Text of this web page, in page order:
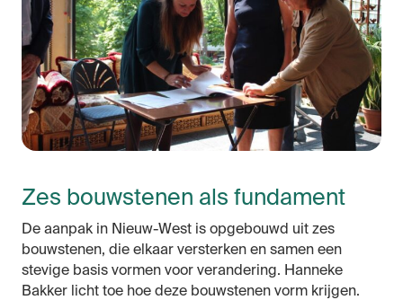
Zes bouwstenen als fundament
De aanpak in Nieuw-West is opgebouwd uit zes
bouwstenen, die elkaar versterken en samen een
stevige basis vormen voor verandering. Hanneke
Bakker licht toe hoe deze bouwstenen vorm krijgen.